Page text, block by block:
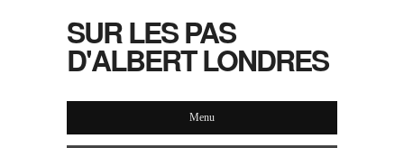
SUR LES PAS
D'ALBERT LONDRES
Menu